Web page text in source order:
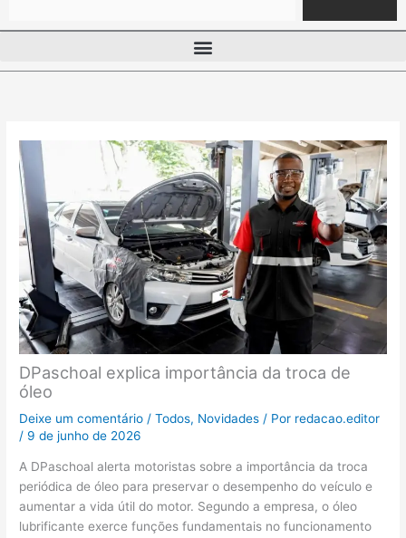
DPaschoal explica importância da troca de
óleo
Deixe um comentário /Todos, Novidades / Por redacao.editor
/ 9 de junho de 2026
A DPaschoal alerta motoristas sobre a importância da troca
periódica de óleo para preservar o desempenho do veículo e
aumentar a vida útil do motor. Segundo a empresa, o óleo
lubrificante exerce funções fundamentais no funcionamento